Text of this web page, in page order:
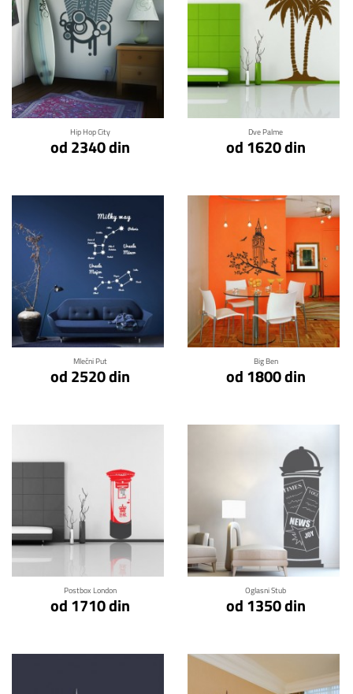
Hip Hop City
od 2340 din
Klikni za detalje
Dve Palme
od 1620 din
Klikni za detalje
Mlečni Put
od 2520 din
Klikni za detalje
Big Ben
od 1800 din
Klikni za detalje
Postbox London
od 1710 din
Klikni za detalje
Oglasni Stub
od 1350 din
Klikni za detalje